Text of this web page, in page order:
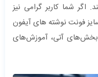
اگر شما کاربر گرامی نیز
فونت نوشته های آیفون
بخش‌های آتی، آموزش‌های